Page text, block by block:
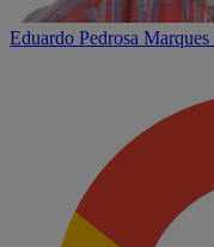
Eduardo Pedrosa Marques